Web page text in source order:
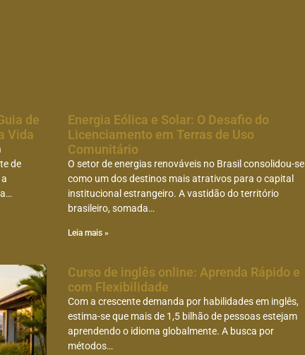
de
Vida
de
Energia Eólica e Solar: O Desafio do
Licenciamento em Terras de Uso
Comunitário
O setor de energias renováveis no Brasil consolidou-se
como um dos destinos mais atrativos para o capital
institucional estrangeiro. A vastidão do território
brasileiro, somada…
Leia mais »
Curso de inglês online: Aprenda Rápido e
com Flexibilidade
Com a crescente demanda por habilidades em inglês,
estima-se que mais de 1,5 bilhão de pessoas estejam
aprendendo o idioma globalmente. A busca por
métodos…